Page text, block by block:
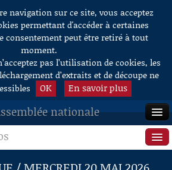
navigation sur ce site, vous acceptez
permettant d'accéder à certaines
consentement peut être retiré à tout
moment.
pas l’utilisation de cookies, les
d’extraits et de découpe ne
OK En savoir plus
nationale
Séance publique